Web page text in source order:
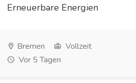
Erneuerbare Energien
Bremen
Vollzeit
Vor 5 Tagen